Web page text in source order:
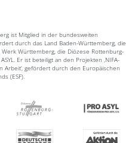
ist Mitglied in der bundesweiten
durch das Land Baden-Württemberg, die
Württemberg, die Diözese Rottenburg-
Er ist beteiligt an den Projekten ‚NIFA-
Arbeit‘, gefördert durch den Europäischen
(ESF).